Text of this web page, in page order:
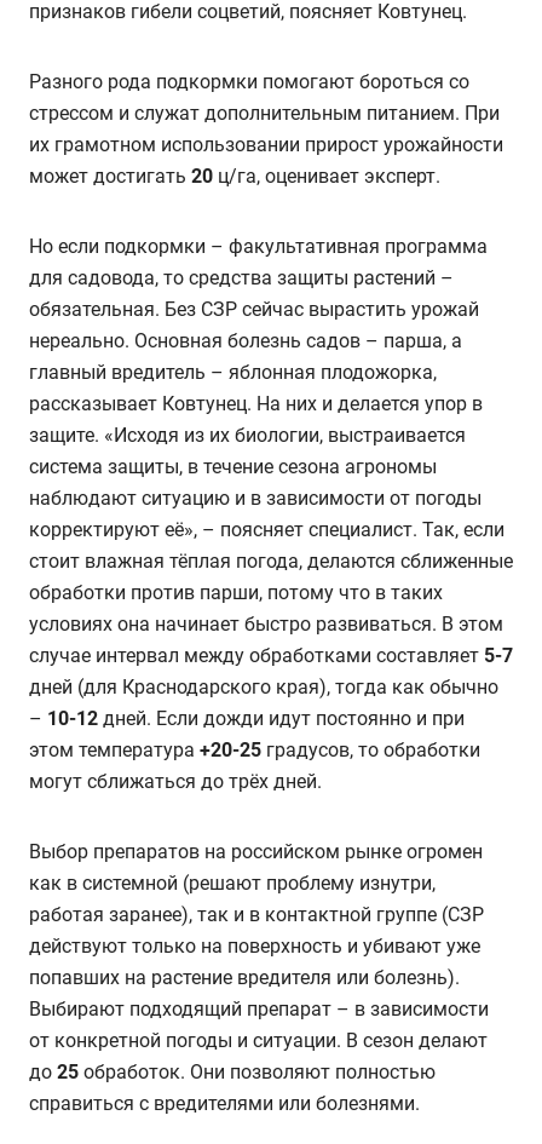
признаков гибели соцветий, поясняет Ковтунец.
Разного рода подкормки помогают бороться со
стрессом и служат дополнительным питанием. При
их грамотном использовании прирост урожайности
может достигать 20 ц/га, оценивает эксперт.
Но если подкормки – факультативная программа
для садовода, то средства защиты растений –
обязательная. Без СЗР сейчас вырастить урожай
нереально. Основная болезнь садов – парша, а
главный вредитель – яблонная плодожорка,
рассказывает Ковтунец. На них и делается упор в
защите. «Исходя из их биологии, выстраивается
система защиты, в течение сезона агрономы
наблюдают ситуацию и в зависимости от погоды
корректируют её», – поясняет специалист. Так, если
стоит влажная тёплая погода, делаются сближенные
обработки против парши, потому что в таких
условиях она начинает быстро развиваться. В этом
случае интервал между обработками составляет 5-7
дней (для Краснодарского края), тогда как обычно
– 10-12 дней. Если дожди идут постоянно и при
этом температура +20-25 градусов, то обработки
могут сближаться до трёх дней.
Выбор препаратов на российском рынке огромен
как в системной (решают проблему изнутри,
работая заранее), так и в контактной группе (СЗР
действуют только на поверхность и убивают уже
попавших на растение вредителя или болезнь).
Выбирают подходящий препарат – в зависимости
от конкретной погоды и ситуации. В сезон делают
до 25 обработок. Они позволяют полностью
справиться с вредителями или болезнями.